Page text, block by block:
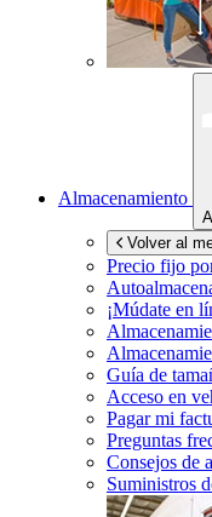
Almacenamiento
Volver al
Precio fijo
¡Múdate en
Guía de
Acceso en
Pagar mi
Preguntas
Consejos de
Suministros